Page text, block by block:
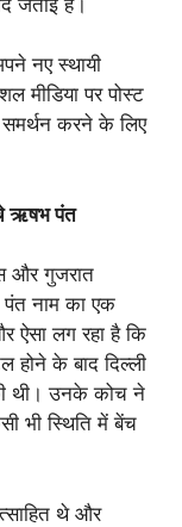
नए स्थायी
मीडिया पर पोस्ट
समर्थन करने के लिए
ऋषभ पंत
और गुजरात
नाम का एक
ऐसा लग रहा है कि
होने के बाद दिल्ली
थी। उनके कोच ने
भी स्थिति में बेंच
थे और